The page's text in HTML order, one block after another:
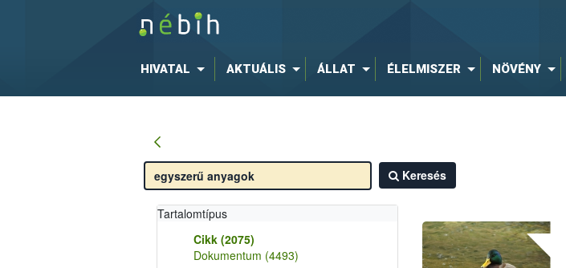
HIVATAL AKTUÁLIS ÁLLAT ÉLELMISZER NÖVÉNY
Keresés
Tartalomtípus
Cikk (2075)
Dokumentum (4493)